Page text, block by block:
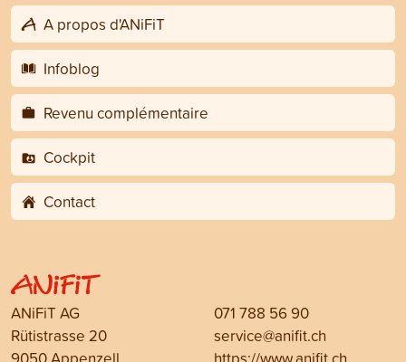
A propos d'ANiFiT
Infoblog
Revenu complémentaire
Cockpit
Contact
ANiFiT AG
Rütistrasse 20
071 788 56 90
service@anifit.ch